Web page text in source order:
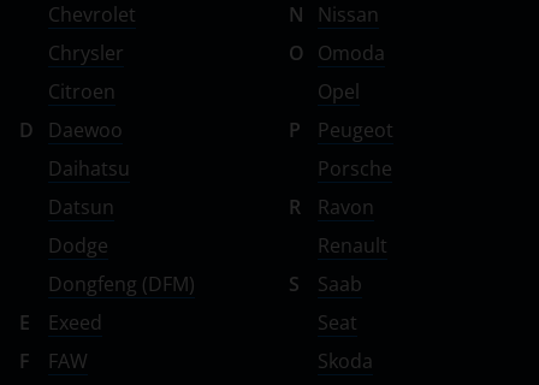
Chevrolet
Chrysler
Citroen
D
Daewoo
Daihatsu
Datsun
Dodge
Dongfeng (DFM)
E
Exeed
F
FAW
N
Nissan
O
Omoda
Opel
P
Peugeot
Porsche
R
Ravon
Renault
S
Saab
Seat
Skoda